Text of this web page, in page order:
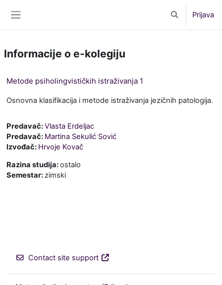
Toggle search
Prijava
Informacije o e-kolegiju
Metode psiholingvističkih istraživanja 1
Osnovna klasifikacija i metode istraživanja jezičnih patologija.
Predavač:Vlasta Erdeljac
Predavač: Martina Sekulić Sović
Izvođač: Hrvoje Kovač
Razina studija:ostalo
Semestar:zimski
Contact site support